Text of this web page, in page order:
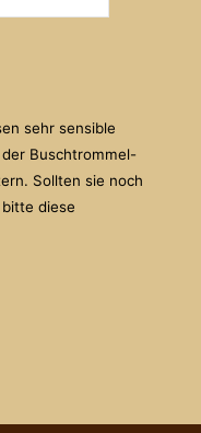
sehr sensible
Buschtrommel-
Sollten sie noch
diese